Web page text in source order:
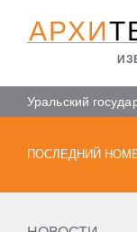
АРХИ
Уральский
ПОСЛЕДНИЙ